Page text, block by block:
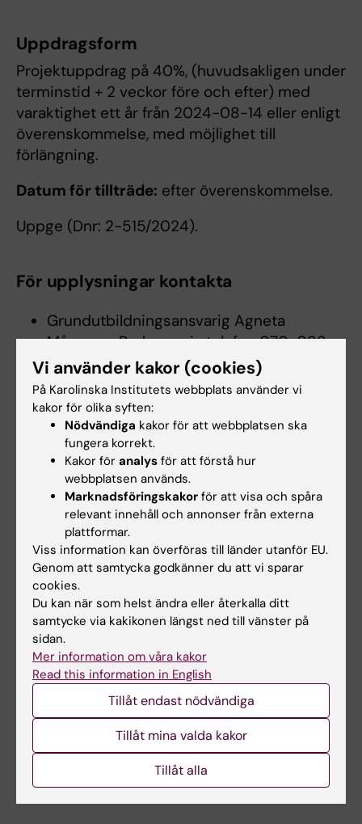
Uppdragsform
Projektuppdrag på 40%, (huvudsakligen under
terminstid + 2 veckor före och efter) med
varaktighet ett år från 2024-08-14 eller enligt
överenskommelse, med möjlighet till
förlängning.
Datum för tillträde: efter överenskommelse.
Uppge (Dnr: 2-515/2024).
För upplysningar kontakta
Grundutbildningsansvarig Agneta
Månsson-Broberg, via telefon 070-098
77 92, e-mail
agneta.mansson.broberg@ki.se
Administrativ chef Klas Karlsson Tel 08-
524 833 02, e-mailklas.karlsson@ki.se
Kvalifikationer
Sökanden skall vara legitimerad läkare och
verksam inom de kliniker som bedriver
undervisning under de aktuella kurserna. Det
är en fördel om sökanden är forskningsaktiv
vid institutionen.
Ansökan
Ansökan skall vara inkommen senast den 1
mars, 2024 till: Karolinska Institutet,
Institutionen för medicin, C2:94, Karolinska
Universitetssjukhuset Huddinge, 14186
Stockholm, att: Josefine Berg. Märk ansökan
med diarienummer: 2-515/2024.
Vi använder kakor (cookies)
På Karolinska Institutets webbplats använder vi
kakor för olika syften:
Nödvändiga kakor för att webbplatsen ska
fungera korrekt.
Kakor för analys för att förstå hur
webbplatsen används.
Marknadsföringskakor för att visa och spåra
relevant innehåll och annonser från externa
plattformar.
Viss information kan överföras till länder utanför EU.
Genom att samtycka godkänner du att vi sparar
cookies.
Du kan när som helst ändra eller återkalla ditt
samtycke via kakikonen längst ned till vänster på
sidan.
Mer information om våra kakor
Read this information in English
Tillåt endast nödvändiga
Tillåt mina valda kakor
Tillåt alla